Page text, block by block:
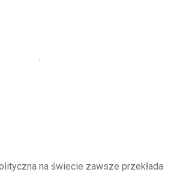
na świecie zawsze przekłada